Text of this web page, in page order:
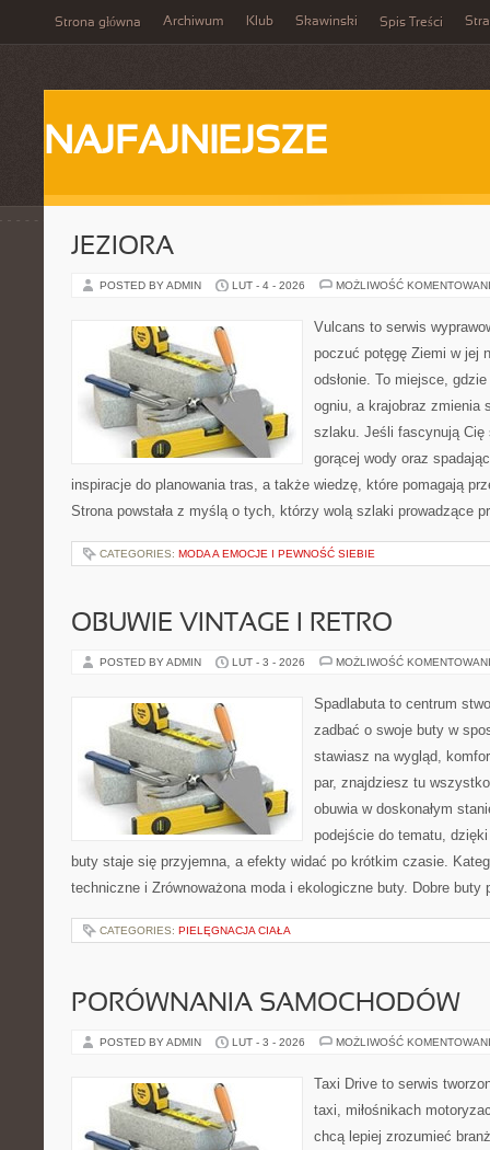
Strona główna Archiwum Klub Skawinski Spis Treści
NAJFAJNIEJSZE
JEZIORA
POSTED BY ADMIN LUT - 4 - 2026 MOŻLIWOŚĆ
Vulcans to serwis
poczuć potęgę Ziemi w jej
odsłonie. To miejsce,
ogniu, a krajobraz zmienia
szlaku. Jeśli fascynują
gorącej wody oraz
inspiracje do planowania tras, a także wiedzę, które pomagają
Strona powstała z myślą o tych, którzy wolą szlaki prowadzące
CATEGORIES: MODA A EMOCJE I PEWNOŚĆ SIEBIE
OBUWIE VINTAGE I RETRO
POSTED BY ADMIN LUT - 3 - 2026 MOŻLIWOŚĆ
Spadlabuta to centrum
zadbać o swoje buty w
stawiasz na wygląd,
par, znajdziesz tu
obuwia w doskonałym
podejście do tematu,
buty staje się przyjemna, a efekty widać po krótkim czasie.
techniczne i Zrównoważona moda i ekologiczne buty. Dobre
CATEGORIES: PIELĘGNACJA CIAŁA
PORÓWNANIA SAMOCHODÓW
POSTED BY ADMIN LUT - 3 - 2026 MOŻLIWOŚĆ
Taxi Drive to serwis
taxi, miłośnikach
chcą lepiej zrozumieć